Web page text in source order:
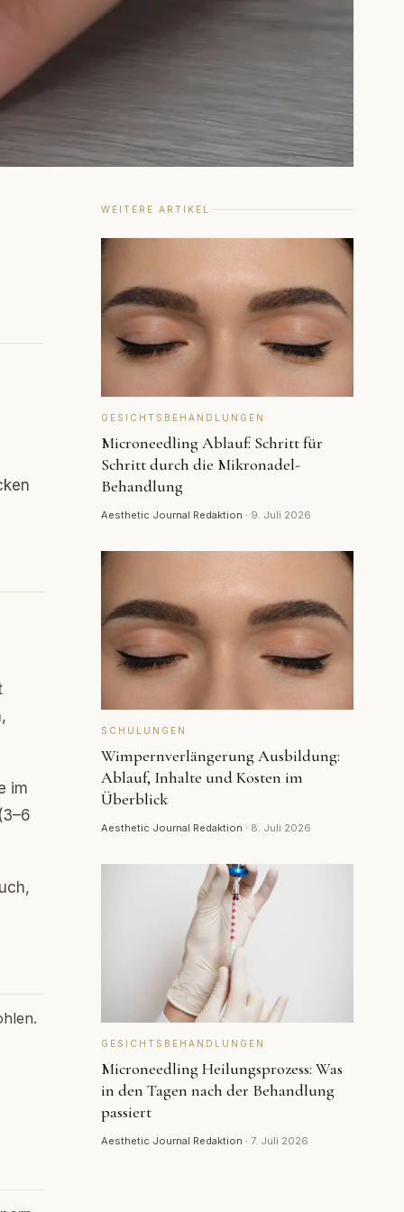
im
WEITERE ARTIKEL
GESICHTSBEHANDLUNGEN
Microneedling Ablauf: Schritt für
Schritt durch die Mikronadel-
Behandlung
Aesthetic Journal Redaktion · 9. Juli 2026
SCHULUNGEN
Wimpernverlängerung Ausbildung:
Ablauf, Inhalte und Kosten im
Überblick
Aesthetic Journal Redaktion · 8. Juli 2026
GESICHTSBEHANDLUNGEN
Microneedling Heilungsprozess: Was
in den Tagen nach der Behandlung
passiert
Aesthetic Journal Redaktion · 7. Juli 2026